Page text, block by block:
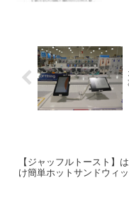
【ジャッフルトースト】
け簡単ホットサンドウィ